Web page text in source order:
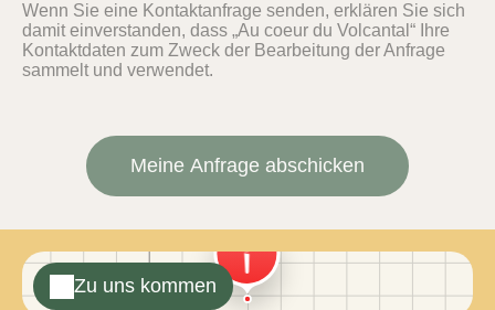
Wenn Sie eine Kontaktanfrage senden, erklären Sie sich
damit einverstanden, dass „Au coeur du Volcantal“ Ihre
Kontaktdaten zum Zweck der Bearbeitung der Anfrage
sammelt und verwendet.
Zu uns kommen